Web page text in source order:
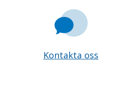
Kontakta oss